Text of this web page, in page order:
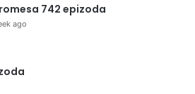
742 epizoda
ago